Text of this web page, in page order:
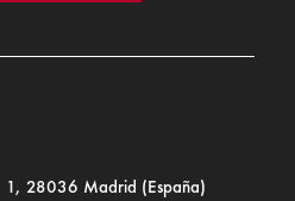
1, 28036 Madrid (España)